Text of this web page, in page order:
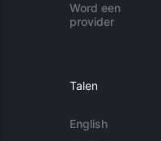
Word een
provider
Talen
English